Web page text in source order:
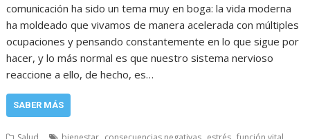
comunicación ha sido un tema muy en boga: la vida moderna
ha moldeado que vivamos de manera acelerada con múltiples
ocupaciones y pensando constantemente en lo que sigue por
hacer, y lo más normal es que nuestro sistema nervioso
reaccione a ello, de hecho, es…
SABER MÁS